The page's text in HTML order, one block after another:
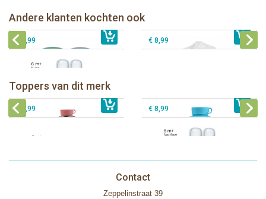
Andere klanten kochten ook
€ 8,99
Pura silicone speen Y-model 2 stuks
€ 8,99 € 8,99
Toppers van dit merk
Pura thermos sportfles 475 ml +
unicorn sleeve
€ 40,99Pura silicone tuit 2 stuks
€ 9,99 € 8,99
Contact
Zeppelinstraat 39